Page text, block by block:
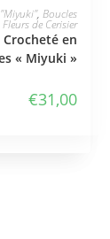
, Boucles
Fleurs de Cerisier
Crocheté en
« Miyuki »
€31,00